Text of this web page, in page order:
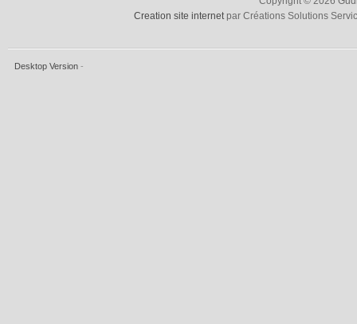
Creation site internetpar Créations Solutions
Desktop Version -